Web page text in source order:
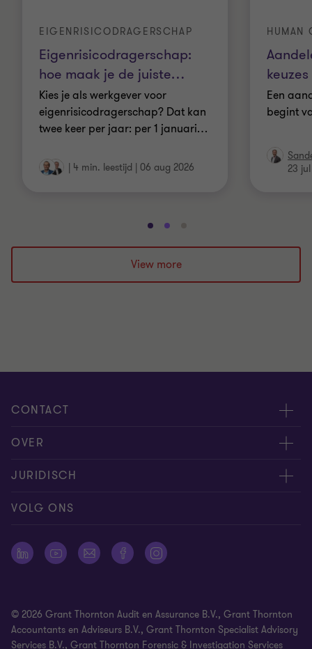
Eigenrisicodragerschap:
hoe maak je de juiste…
EIGENRISICODRAGERSCHAP
Kies je als werkgever voor
eigenrisicodragerschap? Dat kan
twee keer per jaar: per 1 januari…
4 min. leestijd 06 aug 2026
HUMAN
Een
begint
23
Ga
naar
dia
1
Ga
naar
dia
2
naar
3
View more
CONTACT
Evenementen
Neem contact op
OVER
Carrière
Over ons
Pers
JURIDISCH
Algemene voorwaarden
Cookievoorkeuren
Identificatieplicht
VOLG ONS
© 2026 Grant Thornton Audit en Assurance B.V., Grant Thornton
Accountants en Adviseurs B.V., Grant Thornton Specialist Advisory
Services B.V., Grant Thornton Forensic & Investigation Services